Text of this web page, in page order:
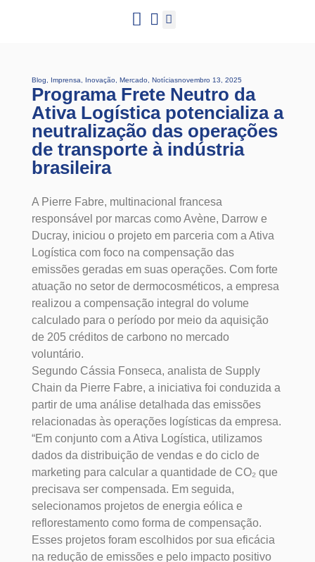
Blog Imprensa Inovação Mercado Notíciasnovembro 13, 2025
Programa Frete Neutro da
Ativa Logística potencializa a
neutralização das operações
de transporte à indústria
brasileira
A Pierre Fabre, multinacional francesa
responsável por marcas como Avène, Darrow e
Ducray, iniciou o projeto em parceria com a Ativa
Logística com foco na compensação das
emissões geradas em suas operações. Com forte
atuação no setor de dermocosméticos, a empresa
realizou a compensação integral do volume
calculado para o período por meio da aquisição
de 205 créditos de carbono no mercado
voluntário.
Segundo Cássia Fonseca, analista de Supply
Chain da Pierre Fabre, a iniciativa foi conduzida a
partir de uma análise detalhada das emissões
relacionadas às operações logísticas da empresa.
“Em conjunto com a Ativa Logística, utilizamos
dados da distribuição de vendas e do ciclo de
marketing para calcular a quantidade de CO₂ que
precisava ser compensada. Em seguida,
selecionamos projetos de energia eólica e
reflorestamento como forma de compensação.
Esses projetos foram escolhidos por sua eficácia
na redução de emissões e pelo impacto positivo